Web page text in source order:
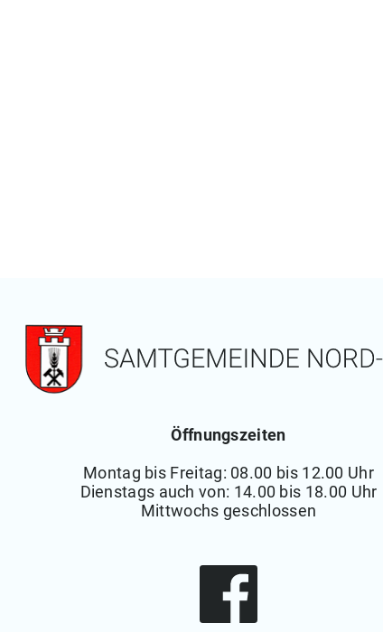
Öffnungszeiten
Montag bis Freitag: 08.00 bis 12.00 Uhr
Dienstags auch von: 14.00 bis 18.00 Uhr
Mittwochs geschlossen